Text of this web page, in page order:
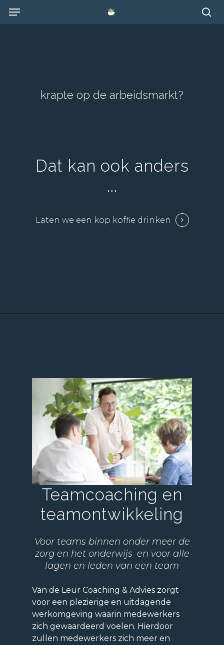
Menu
krapte op de arbeidsmarkt?
Dat kan ook anders
...
Laten we een kop koffie drinken
Teamcoaching en
teamontwikkeling
Voor teams binnen onder meer de
zorg en het onderwijs en voor alle
lagen en leden van een team
Van de Leur Coaching & Advies zorgt
voor een plezierige en uitdagende
werkomgeving waarin medewerkers
zich gewaardeerd voelen. Hierdoor
zullen medewerkers zich meer en